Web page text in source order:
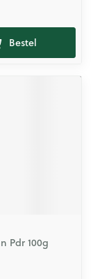
Bestel
Pdr 100g